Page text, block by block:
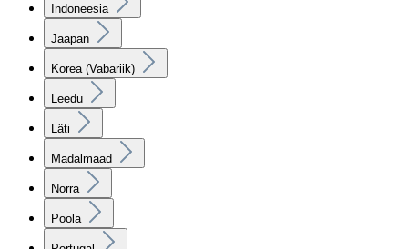
Indoneesia
Jaapan
Korea (Vabariik)
Leedu
Läti
Madalmaad
Norra
Poola